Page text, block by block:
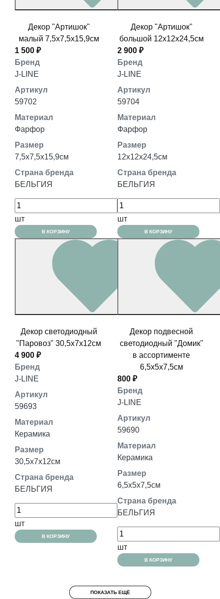
Декор "Артишок"
малый 7,5x7,5x15,9см
1 500 ₽
Бренд
J-LINE
Артикул
59702
Материал
Фарфор
Размер
7,5x7,5x15,9см
Страна бренда
БЕЛЬГИЯ
шт
В КОРЗИНУ
Декор "Артишок"
большой 12x12x24,5см
2 900 ₽
Бренд
J-LINE
Артикул
59704
Материал
Фарфор
Размер
12x12x24,5см
Страна бренда
БЕЛЬГИЯ
шт
В КОРЗИНУ
Декор светодиодный
"Паровоз" 30,5x7x12см
4 900 ₽
Бренд
J-LINE
Артикул
59693
Материал
Керамика
Размер
30,5x7x12см
Страна бренда
БЕЛЬГИЯ
шт
В КОРЗИНУ
Декор подвесной
светодиодный "Домик"
в ассортименте
6,5x5x7,5см
800 ₽
Бренд
J-LINE
Артикул
59690
Материал
Керамика
Размер
6,5x5x7,5см
Страна бренда
БЕЛЬГИЯ
шт
В КОРЗИНУ
ПОКАЗАТЬ ЕЩЁ